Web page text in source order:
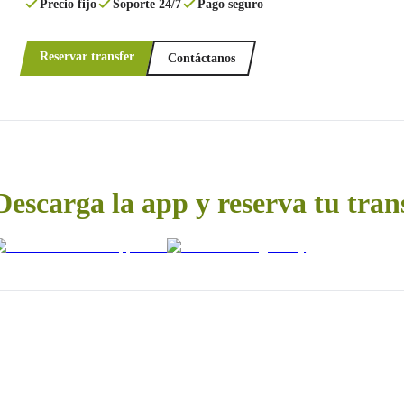
Precio fijo Soporte 24/7 Pago seguro
Reservar transfer Contáctanos
la app y reserva tu